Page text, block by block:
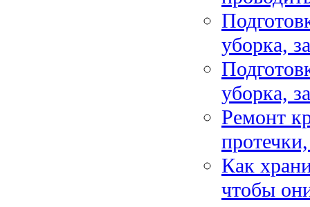
уборка,
уборка,
Ремонт
Как
чтобы